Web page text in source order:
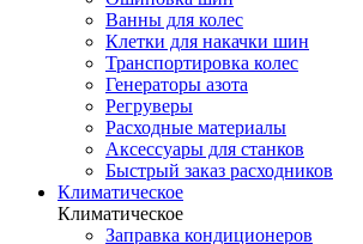
Ванны для колес
Клетки для накачки шин
Транспортировка колес
Генераторы азота
Регруверы
Расходные материалы
Аксессуары для станков
Быстрый заказ расходников
Климатическое
Климатическое
Заправка кондиционеров